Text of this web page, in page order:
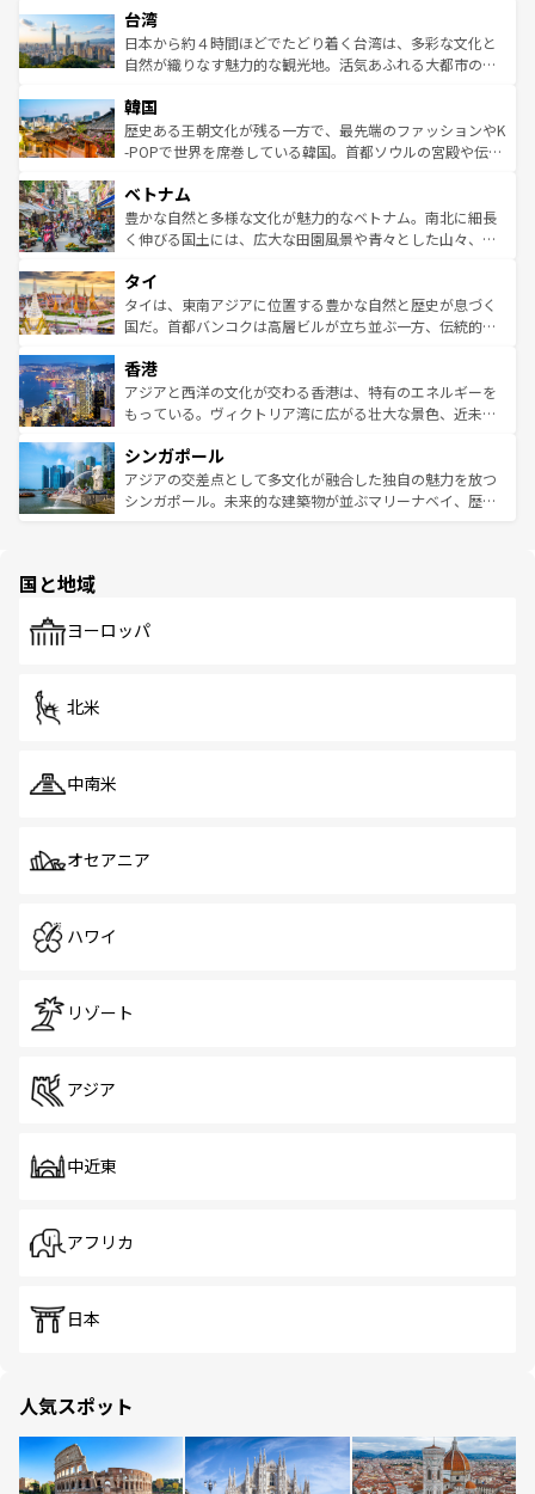
ならではの贅沢な旅のスタイルだ。 なお、新着のアメリカ
情報はコンテンツ一覧を参照してほしい。
れるおもてなしの心で訪れる人々を迎えてくれるハワイの
人々、おいしいローカルフードやハワイアンミュージッ
ク、伝統的なフラダンスなど、すべてがハワイの魅力を彩
ワイを、存分に味わってほしい。 なお、新着のハワイ情報
はコンテンツ一覧を参照してほしい。
リアリーフや大陸中央部にそびえるウルル（エアーズロッ
ク）、タスマニアの美しい原生林やケアンズの熱帯雨林な
ど、見どころがたくさん。また、カフェやワイン、オージ
いる。アクティビティも充実しており、サーフィンやダイ
ビング、ハイキングなど、アウトドア好きにはたまらな
い。オーストラリアの多彩な魅力を存分に味わいつくそ
参照してほしい。
台湾
日本から約４時間ほどでたどり着く台湾は、多彩な文化と
自然が織りなす魅力的な観光地。活気あふれる大都市の台
ン）、静ひつな山岳地帯である台湾東部など、都市の喧騒
と山間の静けさが共存しており、訪れる人に新しい発見と
驚きをもたらしてくれる。また、奥深い台湾の食文化も魅
容にもいいと評判のスイーツなど、バラエティ豊かな料理
が味わえる。 なお、新着の台湾情報は コンテンツ一覧を参
照してほしい。
韓国
歴史ある王朝文化が残る一方で、最先端のファッションやK
-POPで世界を席巻している韓国。首都ソウルの宮殿や伝統
き、地方に足を延ばせば四季折々の自然美を楽しむことが
できる。そして、キムチや焼肉、絶品のストリートフード
まで、さまざまな韓国料理が待っている。夜には、韓国な
リティに包まれながら、韓国の多彩な魅力を心ゆくまで味
わってみてほしい。 なお、新着の韓国情報はコンテンツ一
覧を参照してほしい。
ベトナム
豊かな自然と多様な文化が魅力的なベトナム。南北に細長
く伸びる国土には、広大な田園風景や青々とした山々、世
急速な発展と共に伝統が息づく。ハノイの古い町並みやホ
ーチミン市のフランス統治時代の建物も、独特の雰囲気を
醸し出している。また、バラエティの豊かさとおいしさで
とつ。フォーやバインミー、ベトナムコーヒーなどは、ぜ
ひ現地で味わいたい。どの地域を訪れてもあたたかい人々
が旅行者を迎えてくれるので、きっと忘れられない旅にな
参照してほしい。
タイ
タイは、東南アジアに位置する豊かな自然と歴史が息づく
国だ。首都バンコクは高層ビルが立ち並ぶ一方、伝統的な
の活気が交差している。北部ではチェンマイなどの山岳地
帯で自然と触れ合い、南部ではプーケットやクラビの美し
いビーチでリゾート気分を楽しむことができる。タイ料理
激する。気候は一年中温暖で、どの季節にも異なる楽しみ
が待っている。親しみやすいタイの人々、仏教を中心とし
た文化、そして多様な観光資源が、訪れる旅人を魅了し続
香港
アジアと西洋の文化が交わる香港は、特有のエネルギーを
もっている。ヴィクトリア湾に広がる壮大な景色、近未来
み、どこを訪れても感動するはず。観光スポットが密集し
ており、効率よく見どころを回れるのも魅力。息をのむよ
うな絶景から文化的な体験まで、香港を存分に楽しみ尽く
シンガポール
アジアの交差点として多文化が融合した独自の魅力を放つ
シンガポール。未来的な建築物が並ぶマリーナベイ、歴史
で、ホーカーズは地元の風情を楽しめる外せないスポット
国と地域
ヨーロッパ
北米
中南米
オセアニア
ハワイ
リゾート
アジア
中近東
アフリカ
日本
人気スポット